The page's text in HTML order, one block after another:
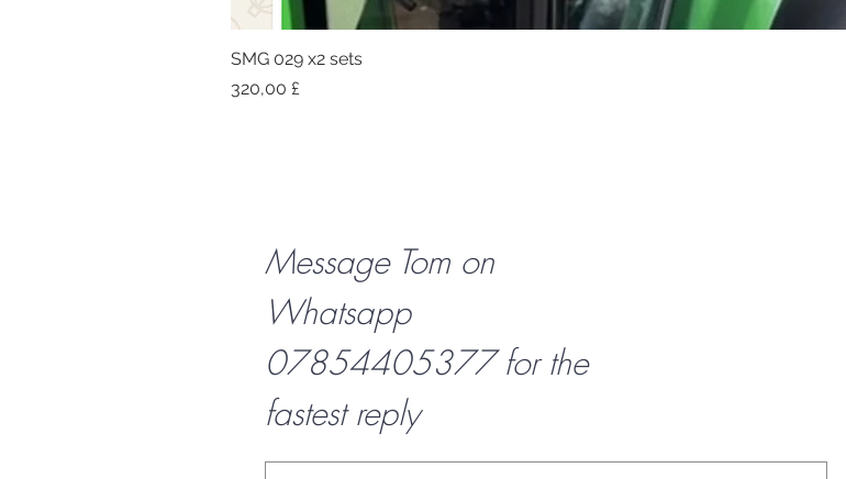
SMG 029 x2 sets
Preis
320,00 £
Message Tom on
Whatsapp
07854405377 for the
fastest reply